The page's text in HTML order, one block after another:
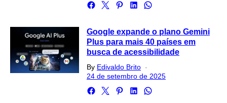
Google expande o plano Gemini
Plus para mais 40 países em
busca de acessibilidade
By Edivaldo Brito
on
24 de setembro de 2025